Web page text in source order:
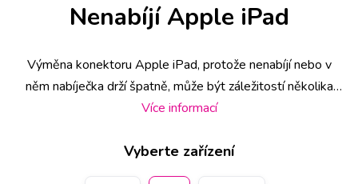
Nenabíjí Apple iPad
Výměna konektoru Apple iPad, protože nenabíjí nebo v
něm nabíječka drží špatně, může být záležitostí několika
minut, případně půl hodiny. V některých případech ho totiž
jistotu přednostního obsloužení, doporučujeme rezervovat
si přesný termín a čas na webu, případně zavoláním na
Více informací
Vyberte zařízení